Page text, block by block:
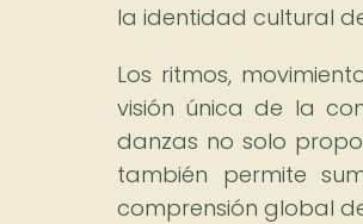
la identidad cultural
Los ritmos,
visión única de la
danzas no solo
también permite
comprensión global